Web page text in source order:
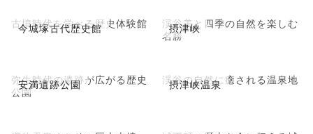
今城塚古代歴史館
古墳時代を学べる歴史体験館 摂津峡
渓谷美と四季の自然を楽しむ
名勝
安満遺跡公園
弥生時代の遺跡が広がる歴史
公園
摂津峡温泉
渓谷の自然に癒される温泉地